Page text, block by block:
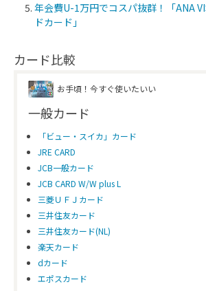
年会費U-1万円でコスパ抜群！「ANA
ドカード」
カード比較
お手頃！今すぐ使いたいい
一般カード
「ビュー・スイカ」カード
JRE CARD
JCB一般カード
JCB CARD W/W plus L
三菱ＵＦＪカード
三井住友カード
三井住友カード(NL)
楽天カード
dカード
エポスカード